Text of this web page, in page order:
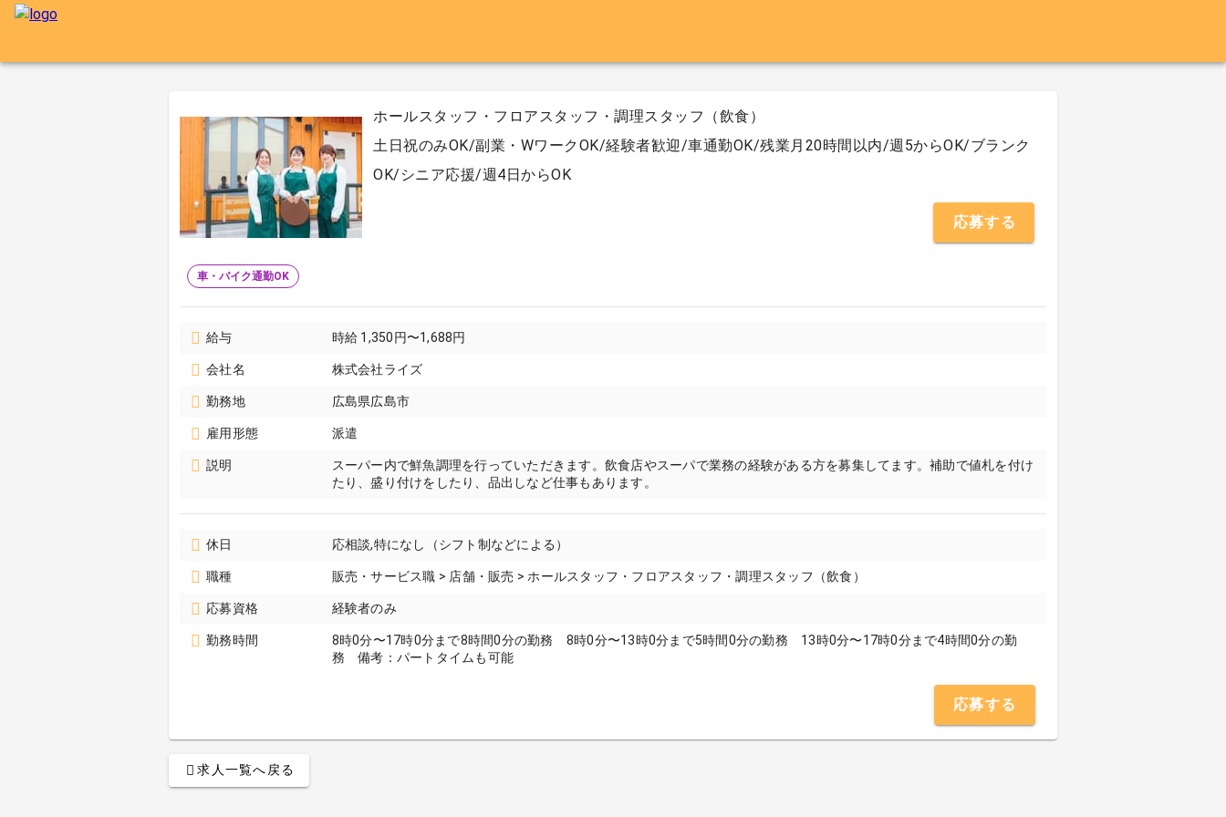
ホールスタッフ・フロアスタッフ・調理スタッフ（飲食）
土日祝のみOK/副業・WワークOK/経験者歓迎/車通勤OK/残業月20時間以内/週5からOK/ブランク
OK/シニア応援/週4日からOK
応募する
車・バイク通勤OK
給与 時給 1,350円〜1,688円
会社名 株式会社ライズ
勤務地 広島県広島市
雇用形態 派遣
説明
スーパー内で鮮魚調理を行っていただきます。飲食店やスーパで業務の経験がある方を募集してます。補助で値札を付け
たり、盛り付けをしたり、品出しなど仕事もあります。
休日 応相談,特になし（シフト制などによる）
職種 販売・サービス職 > 店舗・販売 > ホールスタッフ・フロアスタッフ・調理スタッフ（飲食）
応募資格 経験者のみ
勤務時間
8時0分〜17時0分まで8時間0分の勤務 8時0分〜13時0分まで5時間0分の勤務 13時0分〜17時0分まで4時間0分の勤
務 備考：パートタイムも可能
応募する
求人一覧へ戻る